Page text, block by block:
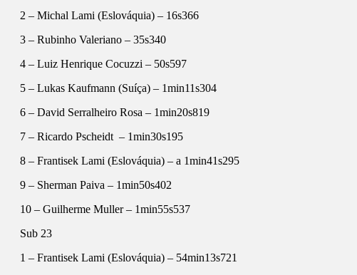
2 – Michal Lami (Eslováquia) – 16s366
3 – Rubinho Valeriano – 35s340
4 – Luiz Henrique Cocuzzi – 50s597
5 – Lukas Kaufmann (Suíça) – 1min11s304
6 – David Serralheiro Rosa – 1min20s819
7 – Ricardo Pscheidt – 1min30s195
8 – Frantisek Lami (Eslováquia) – a 1min41s295
9 – Sherman Paiva – 1min50s402
10 – Guilherme Muller – 1min55s537
Sub 23
1 – Frantisek Lami (Eslováquia) – 54min13s721